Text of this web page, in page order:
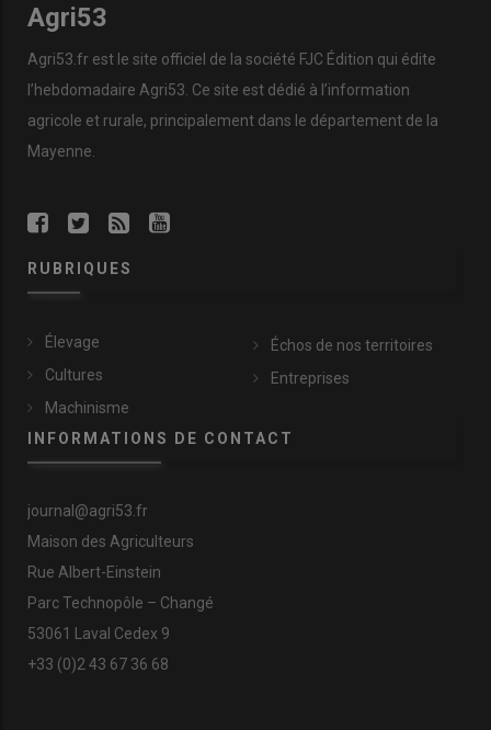
Agri53
Agri53.fr est le site officiel de la société FJC Édition qui édite
l’hebdomadaire Agri53. Ce site est dédié à l’information
agricole et rurale, principalement dans le département de la
Mayenne.
RUBRIQUES
Élevage
Cultures
Machinisme
Échos de nos territoires
Entreprises
INFORMATIONS DE CONTACT
journal@agri53.fr
Maison des Agriculteurs
Rue Albert-Einstein
Parc Technopôle – Changé
53061 Laval Cedex 9
+33 (0)2 43 67 36 68